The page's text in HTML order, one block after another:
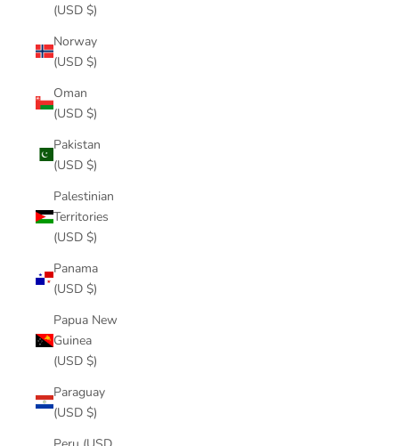
(USD $)
Norway
(USD $)
Oman
(USD $)
Pakistan
(USD $)
Palestinian
Territories
(USD $)
Panama
(USD $)
Papua New
Guinea
(USD $)
Paraguay
(USD $)